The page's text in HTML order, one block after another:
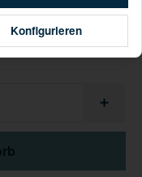
(DE - Ausland
Konfigurieren